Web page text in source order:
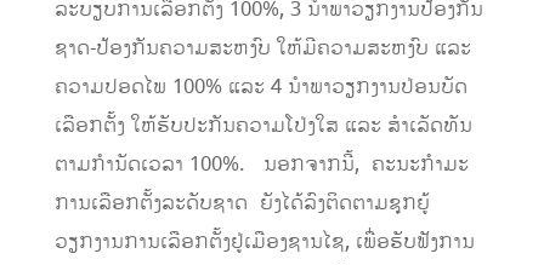
ລະບຽບການເລືອກຕັ້ງ 100%, 3 ນໍາພາວຽກງານປ້ອງກັນ
ຊາດ-ປ້ອງກັນຄວາມສະຫງົບ ໃຫ້ມີຄວາມສະຫງົບ ແລະ
ຄວາມປອດໄພ 100% ແລະ 4 ນໍາພາວຽກງານປ່ອນບັດ
ເລືອກຕັ້ງ ໃຫ້ຮັບປະກັນຄວາມໂປ່ງໃສ ແລະ ສໍາເລັດທັນ
ຕາມກໍານັດເວລາ 100%. ນອກຈາກນີ້, ຄະນະກໍາມະ
ການເລືອກຕັ້ງລະດັບຊາດ ຍັງໄດ້ລົງຕິດຕາມຊຸກຍູ້
ວຽກງານການເລືອກຕັ້ງຢູ່ເມືອງຊານໄຊ, ເພື່ອຮັບຟັງການ